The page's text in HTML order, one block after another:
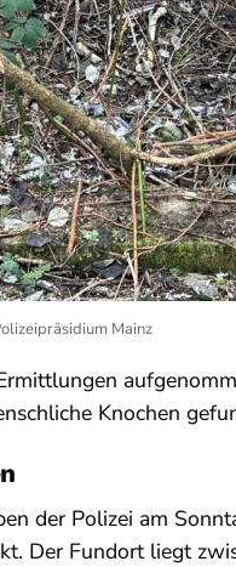
Mainz
Knochen
der Polizei am
Der Fundort liegt